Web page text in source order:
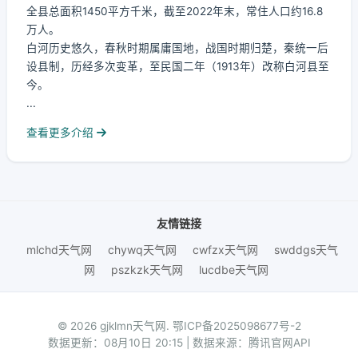
全县总面积1450平方千米，截至2022年末，常住人口约16.8
万人。
白河历史悠久，春秋时期属庸国地，战国时期归楚，秦统一后
设县制，历经多次变革，至民国二年（1913年）改称白河县至
今。
...
查看更多介绍
友情链接
mlchd天气网
chywq天气网 cwfzx天气网
swddgs天气
网
pszkzk天气网 lucdbe天气网
© 2026 gjklmn天气网. 鄂ICP备2025098677号-2
数据更新：08月10日 20:15 | 数据来源：腾讯官网API